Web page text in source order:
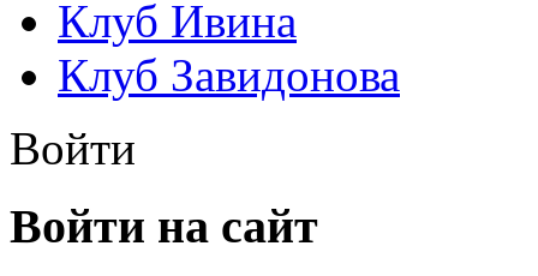
Клуб Ивина
Клуб Завидонова
Войти
Войти на сайт